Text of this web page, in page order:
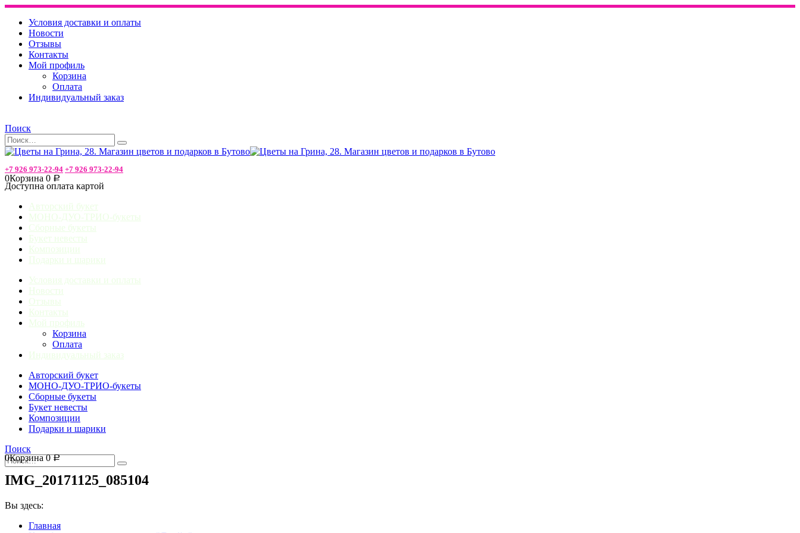
Условия доставки и оплаты
Новости
Отзывы
Контакты
Мой профиль
Корзина
Оплата
Индивидуальный заказ
Поиск
+7 926 973-22-94 +7 926 973-22-94
0Корзина 0 Р
Доступна оплата картой
Авторский букет
МОНО-ДУО-ТРИО-букеты
Сборные букеты
Букет невесты
Композиции
Подарки и шарики
Условия доставки и оплаты
Новости
Отзывы
Контакты
Мой профиль
Корзина
Оплата
Индивидуальный заказ
Авторский букет
МОНО-ДУО-ТРИО-букеты
Сборные букеты
Букет невесты
Композиции
Подарки и шарики
Поиск
0Корзина0Р
IMG_20171125_085104
Вы здесь:
Главная